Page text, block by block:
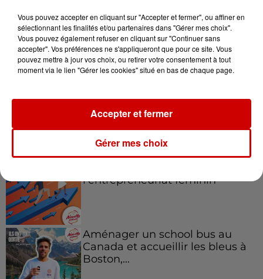
Le Duel - Gagnez votre balade
en jet ski !
Podcasts
Kelly Massol, figure
l'entrepreneuriat féminin
Aménager un school bus au
Canada et accueillir les bleus à
Boston,...
Vous pouvez accepter en cliquant sur "Accepter et fermer", ou affiner en
sélectionnant les finalités et/ou partenaires dans "Gérer mes choix".
Vous pouvez également refuser en cliquant sur "Continuer sans
accepter". Vos préférences ne s'appliqueront que pour ce site. Vous
pouvez mettre à jour vos choix, ou retirer votre consentement à tout
moment via le lien "Gérer les cookies" situé en bas de chaque page.
Gérer mes choix
Accepter et fermer